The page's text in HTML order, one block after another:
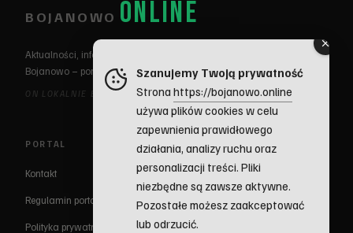
BOJANOWO ONLINE
Aktualności, informacje, ogłoszenia z Gminy
Bojanowo – portal mieszkańców
ON LOKALNIE BARDZO. ON JEST ZAWSZE ONLINE
PORTAL
Kontakt
Regulamin portalu
Polityka prywatności
Szanujemy Twoją prywatność
Strona https://bojanowo.online
używa plików cookies w celu
zapewnienia prawidłowego
działania, analizy ruchu oraz
personalizacji treści. Pliki
niezbędne są zawsze aktywne.
Pozostałe możesz zaakceptować
lub odrzucić.